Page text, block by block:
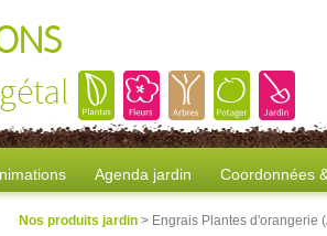
Agenda jardin Coordonnées
Nos produits jardin > Engrais Plantes d'orangerie